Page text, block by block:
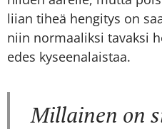
liian tiheä hengitys on
niin normaaliksi tavaksi
edes kyseenalaistaa.
Millainen on